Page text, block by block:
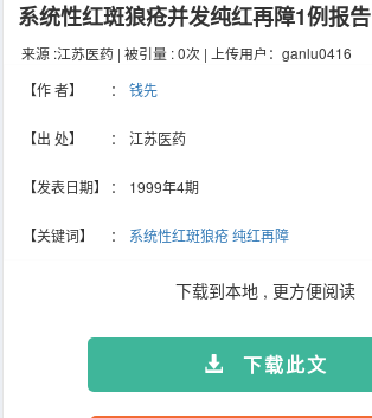
系统性红斑狼疮并发纯红再障1例报告
来源 :江苏医药 | 被引量 : 0次 | 上传用户：ganlu0416
【作 者】
： 钱先
【出 处】 ： 江苏医药
【发表日期】 ： 1999年4期
【关键词】 ： 系统性红斑狼疮纯红再障
下载到本地 , 更方便阅读
下载此文